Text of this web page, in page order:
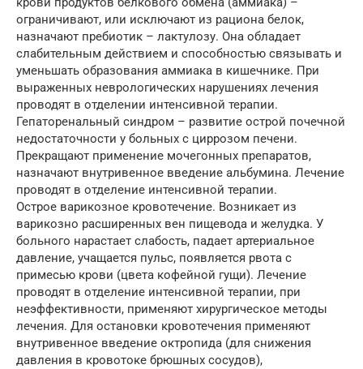
ограничивают, или исключают из рациона белок,
назначают пребиотик – лактулозу. Она обладает
слабительным действием и способностью связывать и
уменьшать образования аммиака в кишечнике. При
выраженных неврологических нарушениях лечения
проводят в отделении интенсивной терапии.
Гепаторенальный синдром – развитие острой почечной
недостаточности у больных с циррозом печени.
Прекращают применение мочегонных препаратов,
назначают внутривенное введение альбумина. Лечение
проводят в отделение интенсивной терапии.
Острое варикозное кровотечение. Возникает из
варикозно расширенных вен пищевода и желудка. У
больного нарастает слабость, падает артериальное
давление, учащается пульс, появляется рвота с
примесью крови (цвета кофейной гущи). Лечение
проводят в отделение интенсивной терапии, при
неэффективности, применяют хирургическое методы
лечения. Для остановки кровотечения применяют
внутривенное введение октропида (для снижения
давления в кровотоке брюшных сосудов),